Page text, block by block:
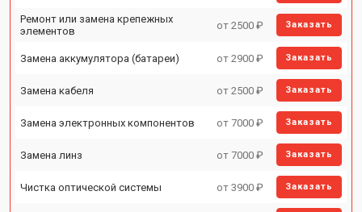
Ремонт или замена крепежных
элементов
от 2500 ₽ Заказать
Замена аккумулятора (батареи) от 2900 ₽ Заказать
Замена кабеля от 2500 ₽ Заказать
Замена электронных компонентов от 7000 ₽ Заказать
Замена линз от 7000 ₽ Заказать
Чистка оптической системы от 3900 ₽ Заказать